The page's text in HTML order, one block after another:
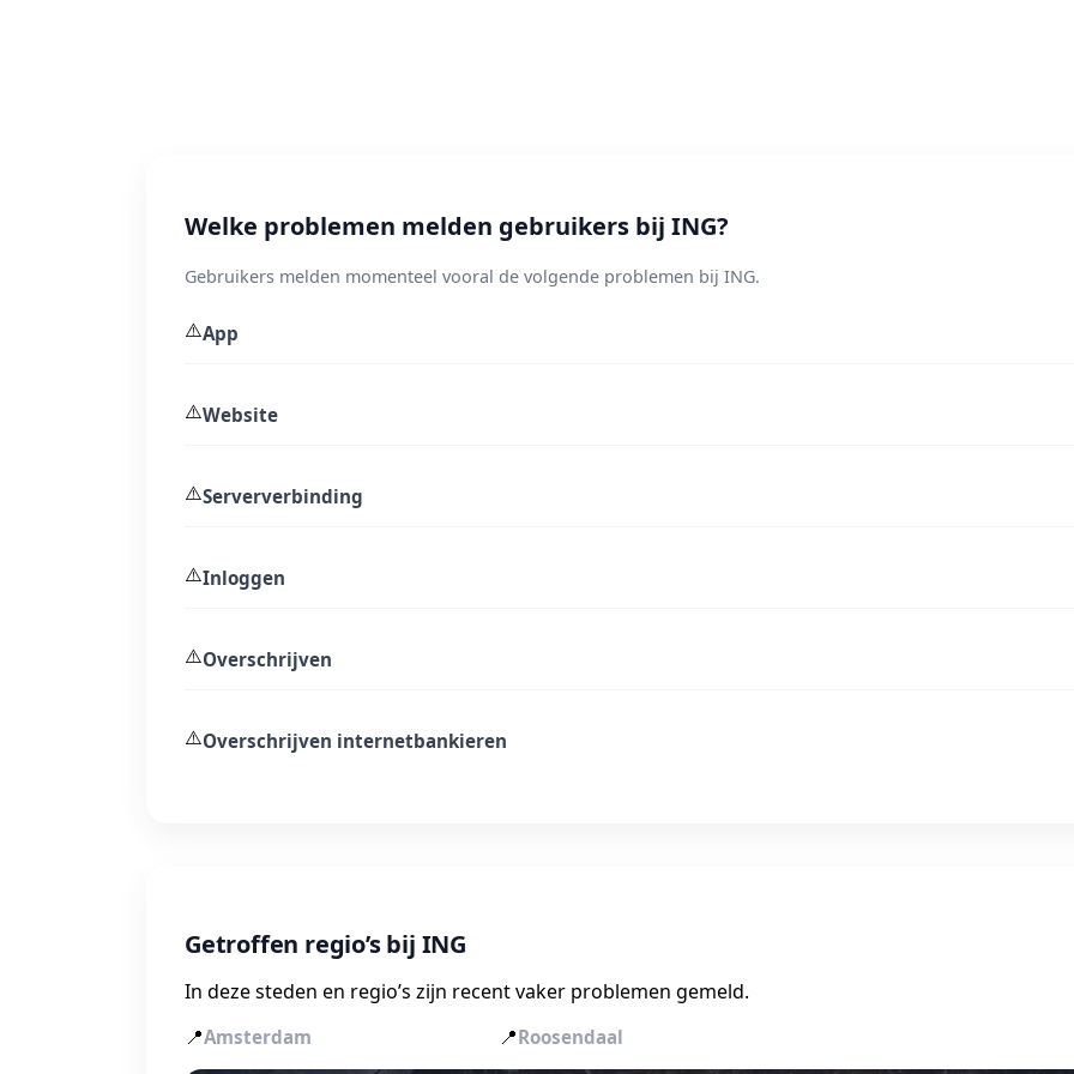
Welke problemen melden gebruikers bij ING?
Gebruikers melden momenteel vooral de volgende problemen bij ING.
⚠️App
⚠️Website
⚠️Serververbinding
⚠️Inloggen
⚠️Overschrijven
⚠️Overschrijven internetbankieren
Getroffen regio’s bij ING
In deze steden en regio’s zijn recent vaker problemen gemeld.
📍Amsterdam 📍Roosendaal